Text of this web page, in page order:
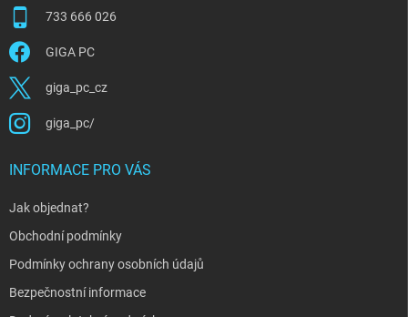
733 666 026
GIGA PC
giga_pc_cz
giga_pc/
INFORMACE PRO VÁS
Jak objednat?
Obchodní podmínky
Podmínky ochrany osobních údajů
Bezpečnostní informace